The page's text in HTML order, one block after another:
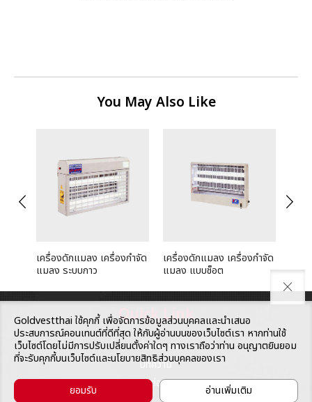
You May Also Like
arrow_back_ios_new arrow_forward_ios
เครื่องดักแมลง เครื่องกำจัด
แมลง ระบบกาว
เครื่องดักแมลง เครื่องกำจัด
แมลง แบบช็อต
Quick Link
เกี่ยวกับเรา
บทความ
ติดต่อเรา
close
Goldvestthai ใช้คุกกี้ เพื่อจัดการข้อมูลส่วนบุคคลและนำเสนอ
ประสบการณ์คอนเทนต์ที่ดีที่สุด ให้กับผู้อ่านบนของเว็บไซต์เรา หากท่านใช้
เว็บไซต์โดยไม่มีการปรับเปลี่ยนตั้งค่าใดๆ ทางเราถือว่าท่าน อนุญาตยินยอม
ที่จะรับคุกกี้บนเว็บไซต์และนโยบายสิทธิส่วนบุคคลของเรา
ยอมรับ อ่านเพิ่มเติม